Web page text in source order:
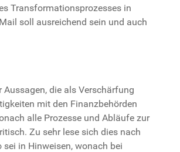
Transformationsprozesses in
soll ausreichend sein und auch
die als Verschärfung
mit den Finanzbehörden
alle Prozesse und Abläufe zur
Zu sehr lese sich dies nach
in Hinweisen, wonach bei